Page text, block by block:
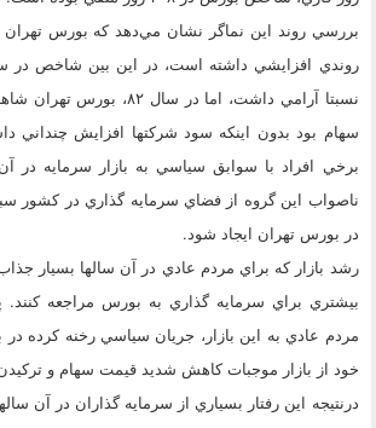
نسبتا آرامي داشت، اما در سال
سهام بود بدون اينكه سود شركتها افزايش چنداني
برخي افراد با سوابق سياسي به بازار سرمايه در
ناصواب اين گروه از فضاي سرمايه گذاري در كشور
در بورس تهران ايجاد شود.
رشد بازار كه براي مردم عادي در آن سالها بسيار
بيشتري براي سرمايه گذاري به بورس مراجعه
مردم عادي به اين بازار، جريان سياسي رخنه كرده در
خود از بازار موجبات كاهش شديد قيمت سهام و
درنتيجه اين رفتار بسياري از سرمايه گذاران در آن